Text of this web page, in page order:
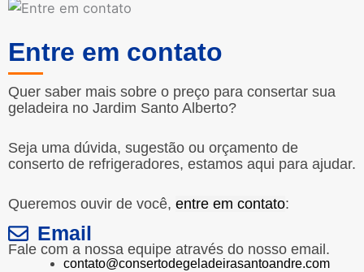
Entre em contato
Quer saber mais sobre o preço para consertar sua
geladeira no Jardim Santo Alberto?
Seja uma dúvida, sugestão ou orçamento de
conserto de refrigeradores, estamos aqui para ajudar.
Queremos ouvir de você, entre em contato:
Email
Fale com a nossa equipe através do nosso email.
contato@consertodegeladeirasantoandre.com